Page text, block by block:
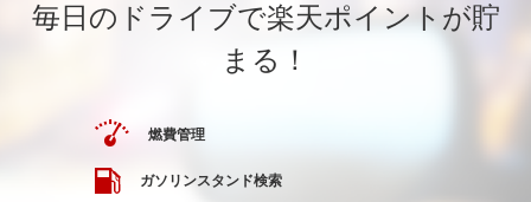
毎日のドライブで楽天ポイントが貯
まる！
燃費管理
ガソリンスタンド検索